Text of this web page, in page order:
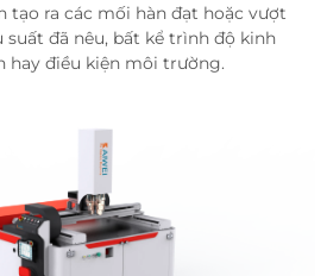
tạo ra các mối hàn đạt hoặc vượt
suất đã nêu, bất kể trình độ kinh
hay điều kiện môi trường.